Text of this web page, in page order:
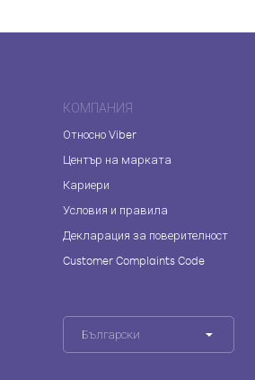
КОМПАНИЯ
Относно Viber
Център на марката
Кариери
Условия и правила
Декларация за поверителност
Customer Complaints Code
Български